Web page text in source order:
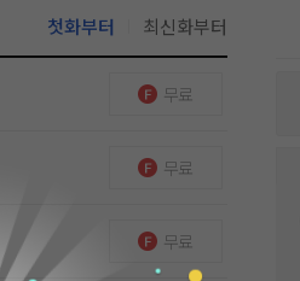
첫화부터 최신화부터
무료
무료
무료